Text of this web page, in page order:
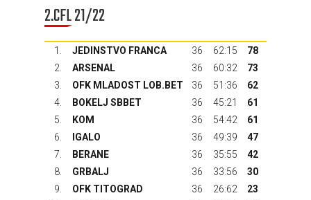
2.CFL 21/22
1. JEDINSTVO FRANCA 36 62:15
78
2.
ARSENAL 36 60:32
73
3.
OFK MLADOST LOB.BET 36 51:36
62
4.
BOKELJ SBBET 36 45:21
61
5.
KOM 36 54:42
61
6.
IGALO 36 49:39
47
7.
BERANE 36 35:55
42
8.
GRBALJ 36 33:56
30
9.
OFK TITOGRAD 36 26:62
23